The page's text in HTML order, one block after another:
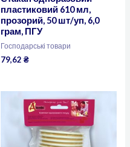
пластиковий 610 мл,
прозорий, 50 шт/уп, 6,0
грам, ПГУ
Господарські товари
79,62 ₴